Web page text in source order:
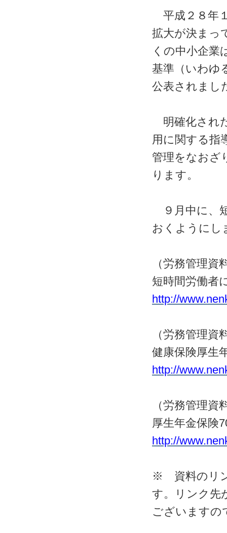
平成２８年
拡大が決まっ
くの中小企業
基準（いわゆ
公表されまし
明確化され
用に関する指
管理をなおざ
ります。
９月中に、
おくようにし
（労務管理
短時間労働者
http://
（労務管理
健康保険厚生
http://
（労務管理
厚生年金保険
http://
※ 資料のリ
す。リンク先
ございますの